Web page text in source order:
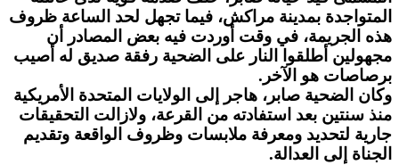
المتواجدة بمدينة مراكش، فيما تجهل لحد الساعة ظروف
هذه الجريمة، في وقت أوردت فيه بعض المصادر أن
مجهولين أطلقوا النار على الضحية رفقة صديق له أصيب
برصاصات هو الآخر.
وكان الضحية صابر، هاجر إلى الولايات المتحدة الأمريكية
منذ سنتين بعد استفادته من القرعة، ولازالت التحقيقات
جارية لتحديد ومعرفة ملابسات وظروف الواقعة وتقديم
الجناة إلى العدالة.